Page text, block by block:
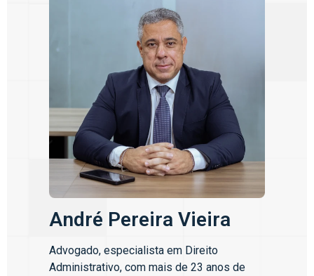
André Pereira Vieira
Advogado, especialista em Direito
Administrativo, com mais de 23 anos de